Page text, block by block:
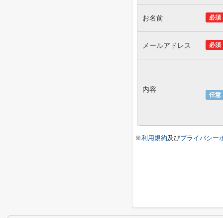
必須
お名前
必須
メールアドレス
任意
内容
※利用規約及びプライバシー